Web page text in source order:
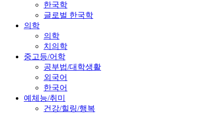
한국학
글로벌 한국학
의학
의학
치의학
중고등/어학
공부법/대학생활
외국어
한국어
예체능/취미
건강/힐링/행복